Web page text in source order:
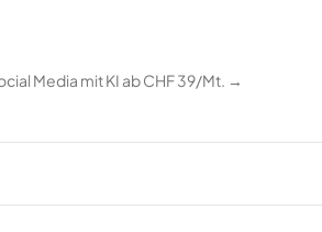
Media mit KI ab CHF 39/Mt. →